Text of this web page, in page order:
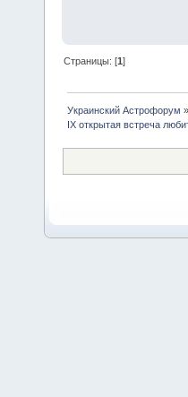
Страницы: [1]
Украинский Астрофорум »
IX открытая встреча